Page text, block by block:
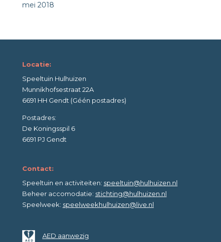
mei 2018
Locatie:
Speeltuin Hulhuizen
Munnikhofsestraat 22A
6691 HH Gendt (Géén postadres)
Postadres:
De Koningsspil 6
6691 PJ Gendt
Contact:
Speeltuin en activiteiten: speeltuin@hulhuizen.nl
Beheer accomodatie: stichting@hulhuizen.nl
Speelweek: speelweekhulhuizen@live.nl
AED aanwezig